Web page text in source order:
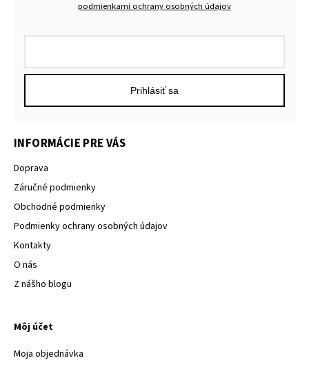
podmienkami ochrany osobných údajov
Prihlásiť sa
INFORMÁCIE PRE VÁS
Doprava
Záručné podmienky
Obchodné podmienky
Podmienky ochrany osobných údajov
Kontakty
O nás
Z nášho blogu
Môj účet
Moja objednávka